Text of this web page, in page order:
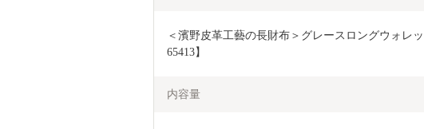
＜濱野皮革工藝の長財布＞グレースロングウォレ
65413】
内容量